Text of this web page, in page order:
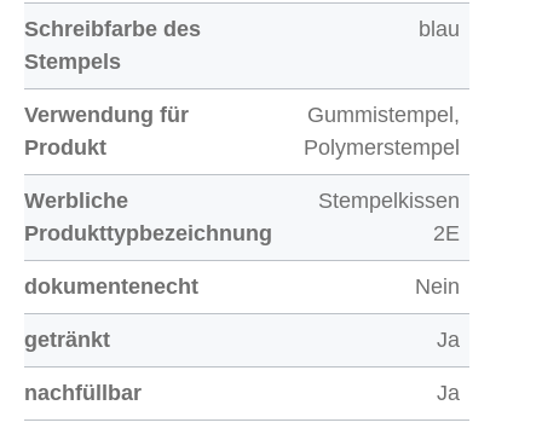
Schreibfarbe des
Stempels
blau
Verwendung für
Produkt
Gummistempel,
Polymerstempel
Werbliche
Produkttypbezeichnung
Stempelkissen
2E
dokumentenecht Nein
getränkt Ja
nachfüllbar Ja